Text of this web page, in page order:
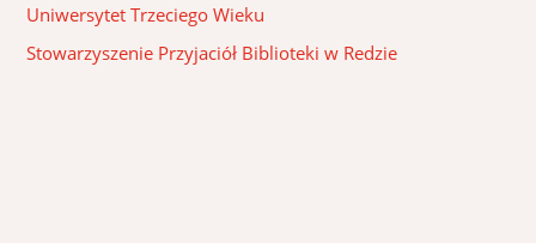
Uniwersytet Trzeciego Wieku
Stowarzyszenie Przyjaciół Biblioteki w Redzie